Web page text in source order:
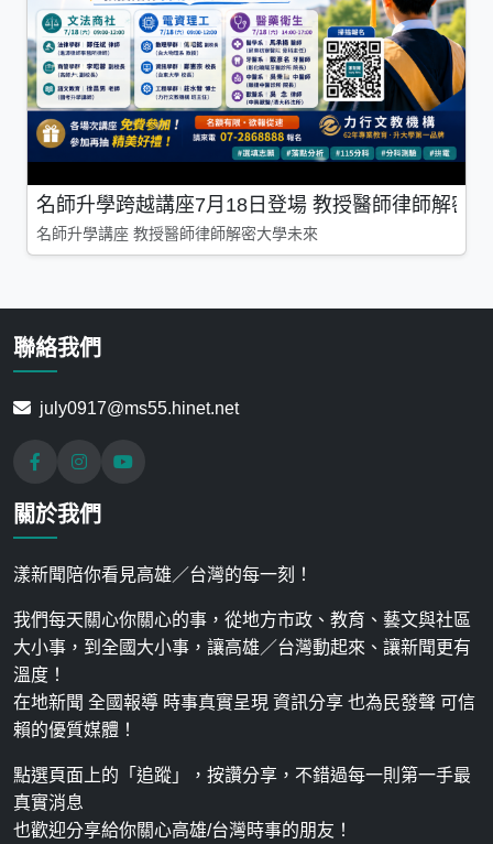
名師升學跨越講座7月18日登場 教授醫師律師解密
名師升學講座 教授醫師律師解密大學未來
聯絡我們
july0917@ms55.hinet.net
關於我們
漾新聞陪你看見高雄／台灣的每一刻！
我們每天關心你關心的事，從地方市政、教育、藝文與社區
大小事，到全國大小事，讓高雄／台灣動起來、讓新聞更有
溫度！
在地新聞 全國報導 時事真實呈現 資訊分享 也為民發聲 可信
賴的優質媒體！
點選頁面上的「追蹤」，按讚分享，不錯過每一則第一手最
真實消息
也歡迎分享給你關心高雄/台灣時事的朋友！